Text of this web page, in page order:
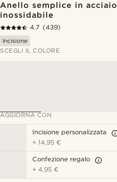
Anello semplice in acciaio
inossidabile
4.7 (439)
Incisione
SCEGLI IL COLORE
AGGIORNA CON
Incisione personalizzata
+14,95 €
Confezione regalo
+4,95 €